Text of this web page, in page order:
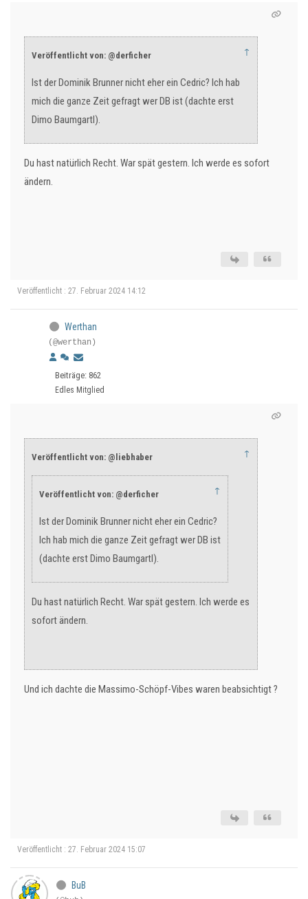
Veröffentlicht von: @derficher ↑
Ist der Dominik Brunner nicht eher ein Cedric? Ich hab
mich die ganze Zeit gefragt wer DB ist (dachte erst
Dimo Baumgartl).
Du hast natürlich Recht. War spät gestern. Ich werde es sofort
ändern.
Veröffentlicht : 27. Februar 2024 14:12
Werthan
(@werthan)
Beiträge: 862
Edles Mitglied
Veröffentlicht von: @liebhaber ↑
Veröffentlicht von: @derficher ↑
Ist der Dominik Brunner nicht eher ein Cedric?
Ich hab mich die ganze Zeit gefragt wer DB ist
(dachte erst Dimo Baumgartl).
Du hast natürlich Recht. War spät gestern. Ich werde es
sofort ändern.
Und ich dachte die Massimo-Schöpf-Vibes waren beabsichtigt ?
Veröffentlicht : 27. Februar 2024 15:07
BuB